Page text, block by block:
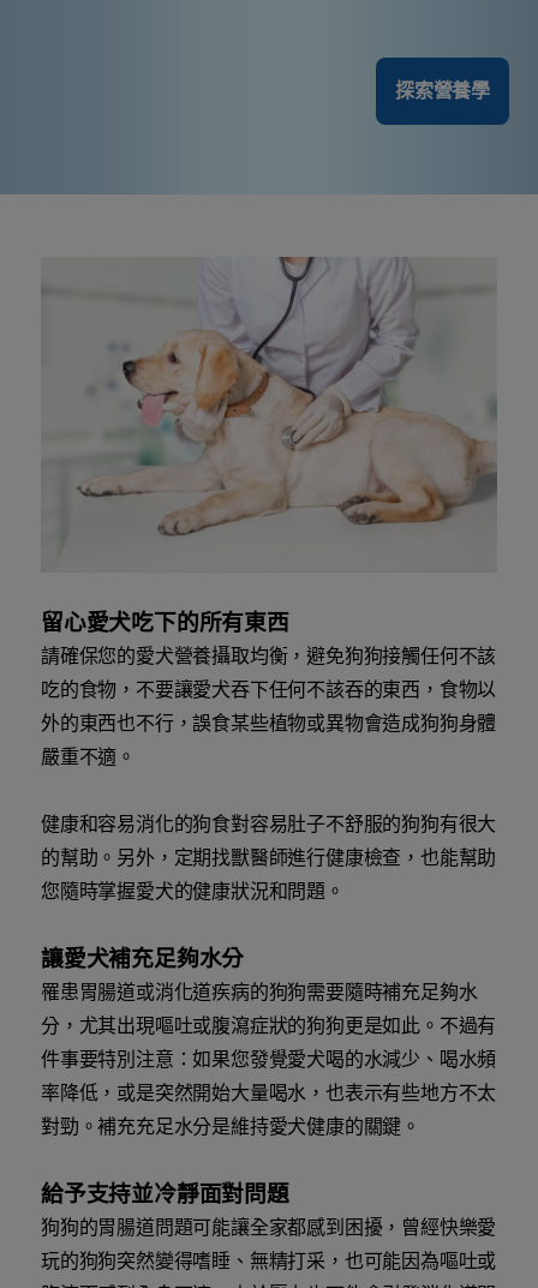
探索營養學
留心愛犬吃下的所有東西
請確保您的愛犬營養攝取均衡，避免狗狗接觸任何不該
吃的食物，不要讓愛犬吞下任何不該吞的東西，食物以
外的東西也不行，誤食某些植物或異物會造成狗狗身體
嚴重不適。
健康和容易消化的狗食對容易肚子不舒服的狗狗有很大
的幫助。另外，定期找獸醫師進行健康檢查，也能幫助
您隨時掌握愛犬的健康狀況和問題。
讓愛犬補充足夠水分
罹患胃腸道或消化道疾病的狗狗需要隨時補充足夠水
分，尤其出現嘔吐或腹瀉症狀的狗狗更是如此。不過有
件事要特別注意：如果您發覺愛犬喝的水減少、喝水頻
率降低，或是突然開始大量喝水，也表示有些地方不太
對勁。補充充足水分是維持愛犬健康的關鍵。
給予支持並冷靜面對問題
狗狗的胃腸道問題可能讓全家都感到困擾，曾經快樂愛
玩的狗狗突然變得嗜睡、無精打采，也可能因為嘔吐或